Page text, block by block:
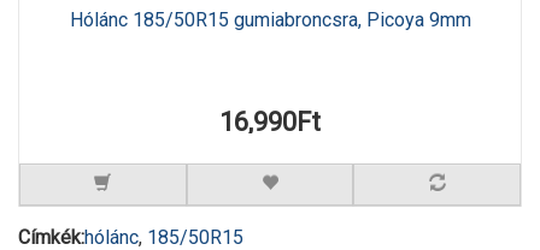
Hólánc 185/50R15 gumiabroncsra, Picoya 9mm
16,990Ft
Címkék:hólánc, 185/50R15